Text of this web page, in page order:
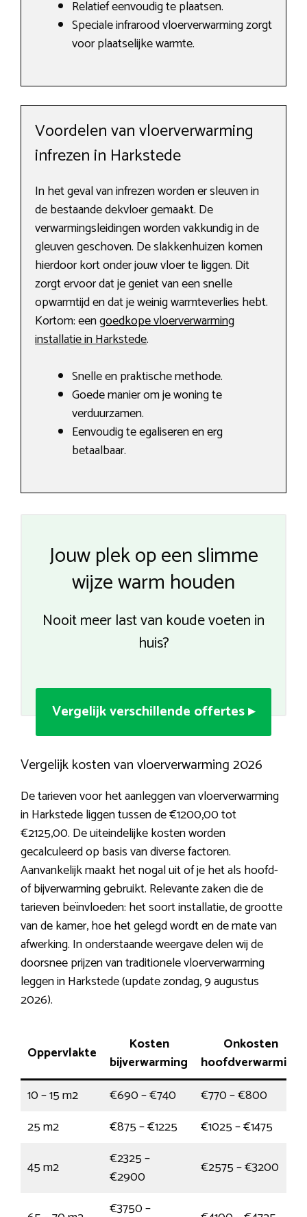
Relatief eenvoudig te plaatsen.
Speciale infrarood vloerverwarming zorgt
voor plaatselijke warmte.
Voordelen van vloerverwarming
infrezen in Harkstede
In het geval van infrezen worden er sleuven in
de bestaande dekvloer gemaakt. De
verwarmingsleidingen worden vakkundig in de
gleuven geschoven. De slakkenhuizen komen
hierdoor kort onder jouw vloer te liggen. Dit
zorgt ervoor dat je geniet van een snelle
opwarmtijd en dat je weinig warmteverlies hebt.
Kortom: eengoedkope vloerverwarming
installatie in Harkstede.
Snelle en praktische methode.
Goede manier om je woning te
verduurzamen.
Eenvoudig te egaliseren en erg
betaalbaar.
Jouw plek op een slimme
wijze warm houden
Nooit meer last van koude voeten in
huis?
Vergelijk verschillende offertes ▸
Vergelijk kosten van vloerverwarming 2026
De tarieven voor het aanleggen van vloerverwarming
in Harkstede liggen tussen de €1200,00 tot
€2125,00. De uiteindelijke kosten worden
gecalculeerd op basis van diverse factoren.
Aanvankelijk maakt het nogal uit of je het als hoofd-
of bijverwarming gebruikt. Relevante zaken die de
tarieven beïnvloeden: het soort installatie, de grootte
van de kamer, hoe het gelegd wordt en de mate van
afwerking. In onderstaande weergave delen wij de
doorsnee prijzen van traditionele vloerverwarming
leggen in Harkstede (update zondag, 9 augustus
2026).
Oppervlakte
Kosten
bijverwarming
Onkosten
hoofdverwarming
10 – 15 m2
€690 – €740
€770 – €800
25 m2
€875 – €1225
€1025 – €1475
45 m2
€2325 –
€2900
€2575 – €3200
€3750 –